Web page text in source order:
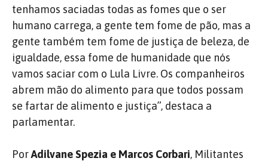
tenhamos saciadas todas as fomes que o ser
humano carrega, a gente tem fome de pão, mas a
gente também tem fome de justiça de beleza, de
igualdade, essa fome de humanidade que nós
vamos saciar com o Lula Livre. Os companheiros
abrem mão do alimento para que todos possam
se fartar de alimento e justiça”, destaca a
parlamentar.
PorAdilvane Spezia e Marcos Corbari, Militantes